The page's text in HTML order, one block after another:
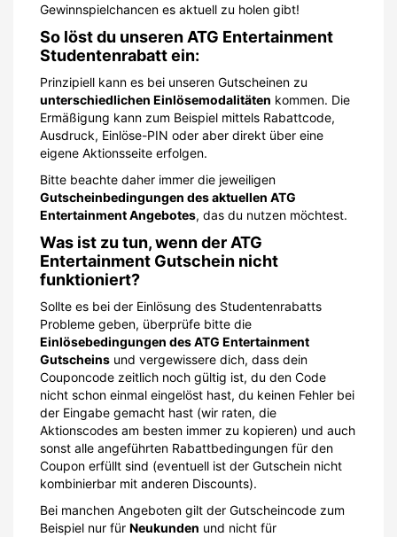
Gewinnspielchancen es aktuell zu holen gibt!
So löst du unseren ATG Entertainment
Studentenrabatt ein:
Prinzipiell kann es bei unseren Gutscheinen zu
unterschiedlichen Einlösemodalitäten kommen. Die
Ermäßigung kann zum Beispiel mittels Rabattcode,
Ausdruck, Einlöse-PIN oder aber direkt über eine
eigene Aktionsseite erfolgen.
Bitte beachte daher immer die jeweiligen
Gutscheinbedingungen des aktuellen ATG
Entertainment Angebotes, das du nutzen möchtest.
Was ist zu tun, wenn der ATG
Entertainment Gutschein nicht
funktioniert?
Sollte es bei der Einlösung des Studentenrabatts
Probleme geben, überprüfe bitte die
Einlösebedingungen des ATG Entertainment
Gutscheins und vergewissere dich, dass dein
Couponcode zeitlich noch gültig ist, du den Code
nicht schon einmal eingelöst hast, du keinen Fehler bei
der Eingabe gemacht hast (wir raten, die
Aktionscodes am besten immer zu kopieren) und auch
sonst alle angeführten Rabattbedingungen für den
Coupon erfüllt sind (eventuell ist der Gutschein nicht
kombinierbar mit anderen Discounts).
Bei manchen Angeboten gilt der Gutscheincode zum
Beispiel nur für Neukunden und nicht für